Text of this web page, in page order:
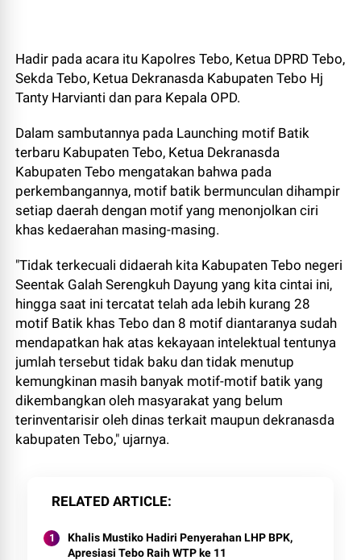
Hadir pada acara itu Kapolres Tebo, Ketua DPRD Tebo,
Sekda Tebo, Ketua Dekranasda Kabupaten Tebo Hj
Tanty Harvianti dan para Kepala OPD.
Dalam sambutannya pada Launching motif Batik
terbaru Kabupaten Tebo, Ketua Dekranasda
Kabupaten Tebo mengatakan bahwa pada
perkembangannya, motif batik bermunculan dihampir
setiap daerah dengan motif yang menonjolkan ciri
khas kedaerahan masing-masing.
"Tidak terkecuali didaerah kita Kabupaten Tebo negeri
Seentak Galah Serengkuh Dayung yang kita cintai ini,
hingga saat ini tercatat telah ada lebih kurang 28
motif Batik khas Tebo dan 8 motif diantaranya sudah
mendapatkan hak atas kekayaan intelektual tentunya
jumlah tersebut tidak baku dan tidak menutup
kemungkinan masih banyak motif-motif batik yang
dikembangkan oleh masyarakat yang belum
terinventarisir oleh dinas terkait maupun dekranasda
kabupaten Tebo," ujarnya.
RELATED ARTICLE
Khalis Mustiko Hadiri Penyerahan LHP BPK,
Apresiasi Tebo Raih WTP ke 11